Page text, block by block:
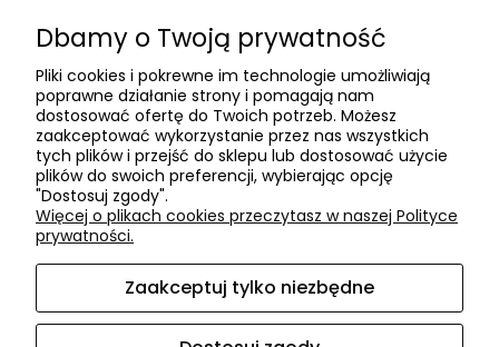
Dla firm
O firmie
Informacje o firmie
Kontakt
dacter.pl
Akcesoria meblowe DAC TER | ul. Przepiórki 56, 02-410
Warszawa, woj. mazowieckie | E-mail:sklep@dacter.plTel.:
602677377| NIP: 5220052421 REGON: 012076264
Dbamy o Twoją prywatność
Pliki cookies i pokrewne im technologie umożliwiają
poprawne działanie strony i pomagają nam
dostosować ofertę do Twoich potrzeb. Możesz
zaakceptować wykorzystanie przez nas wszystkich
tych plików i przejść do sklepu lub dostosować użycie
plików do swoich preferencji, wybierając opcję
"Dostosuj zgody".
Więcej o plikach cookies przeczytasz w naszej Polityce
prywatności.
Zaakceptuj tylko niezbędne